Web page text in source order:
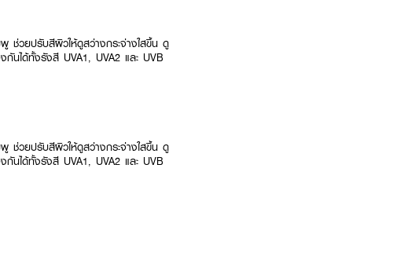
ช่วยปรับสีผิวให้ดูสว่างกระจ่างใสขึ้น ดู
นได้ทั้งรังสี UVA1, UVA2 และ UVB
ช่วยปรับสีผิวให้ดูสว่างกระจ่างใสขึ้น ดู
นได้ทั้งรังสี UVA1, UVA2 และ UVB